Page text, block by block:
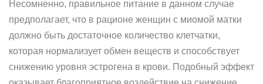
Несомненно, правильное питание в данном случае
предполагает, что в рационе женщин с миомой матки
должно быть достаточное количество клетчатки,
которая нормализует обмен веществ и способствует
снижению уровня эстрогена в крови. Подобный эффект